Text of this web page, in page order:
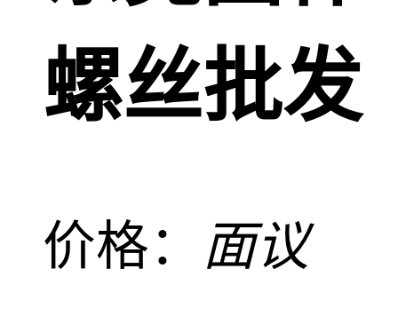
螺丝批发
价格： 面议